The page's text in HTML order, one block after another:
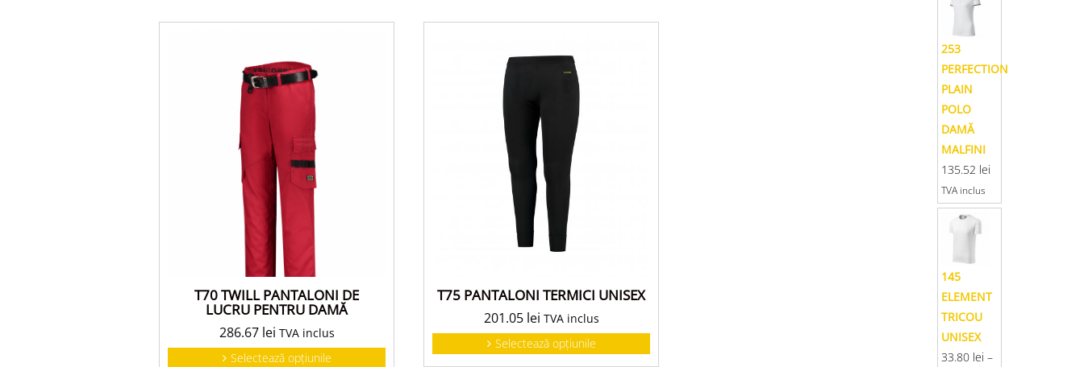
T70 TWILL PANTALONI DE
LUCRU PENTRU DAMĂ
286.67 lei TVA inclus
Selectează opțiunile
T75 PANTALONI TERMICI UNISEX
201.05 lei TVA inclus
Selectează opțiunile
253
PERFECTION
PLAIN
POLO
DAMĂ
MALFINI
135.52 lei
TVA inclus
145
ELEMENT
TRICOU
UNISEX
33.80 lei –